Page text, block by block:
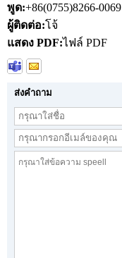
พูด:+86(0755)8266-0069
ผู้ติดต่อ:โจ้
แสดง PDF:ไฟล์ PDF
ส่งคำถาม